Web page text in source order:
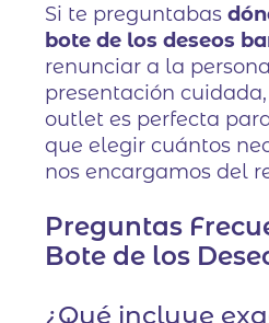
Si te preguntabas
bote de los deseos
renunciar a la
presentación
outlet es perfecta
que elegir cuántos
nos encargamos del
Preguntas
Bote de los
¿Qué incluye